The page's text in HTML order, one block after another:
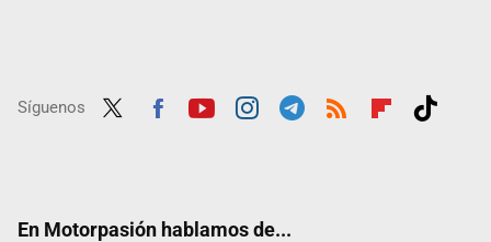
Síguenos
En Motorpasión hablamos de...